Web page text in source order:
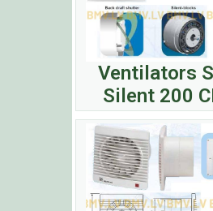
Ventilators
Silent 200